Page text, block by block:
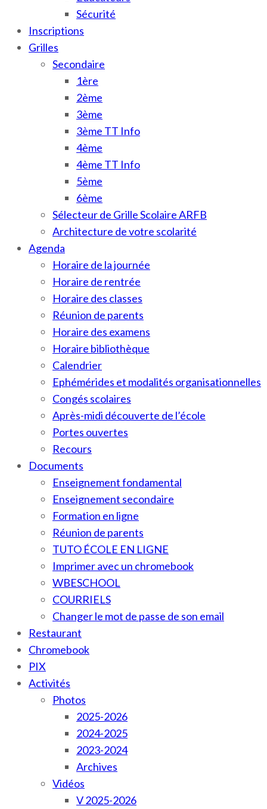
Sécurité
Inscriptions
Grilles
Secondaire
1ère
2ème
3ème
3ème TT Info
4ème
4ème TT Info
5ème
6ème
Sélecteur de Grille Scolaire ARFB
Architecture de votre scolarité
Agenda
Horaire de la journée
Horaire de rentrée
Horaire des classes
Réunion de parents
Horaire des examens
Horaire bibliothèque
Calendrier
Ephémérides et modalités organisationnelles
Congés scolaires
Après-midi découverte de l’école
Portes ouvertes
Recours
Documents
Enseignement fondamental
Enseignement secondaire
Formation en ligne
Réunion de parents
TUTO ÉCOLE EN LIGNE
Imprimer avec un chromebook
WBESCHOOL
COURRIELS
Changer le mot de passe de son email
Restaurant
Chromebook
PIX
Activités
Photos
2025-2026
2024-2025
2023-2024
Archives
Vidéos
V 2025-2026